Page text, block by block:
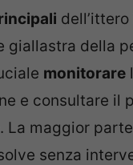
giallastra della
monitorare
e consultare il
La maggior
senza